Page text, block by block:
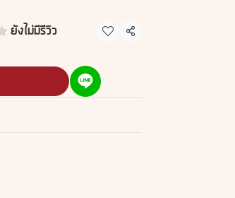
ยังไม่มีรีวิว
แชร์